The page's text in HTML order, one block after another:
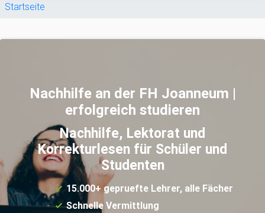
Sie sind hier
Startseite
Nachhilfe an der FH Joanneum |
erfolgreich studieren
Nachhilfe, Lektorat und
Korrekturlesen für Schüler und
Studenten
15.000+ gepruefte Lehrer, alle Fächer
Schnelle Vermittlung